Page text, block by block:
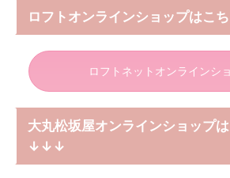
ロフトオンラインショップは
ロフトネットオンラインシ
大丸松坂屋オンラインショップ
↓↓↓